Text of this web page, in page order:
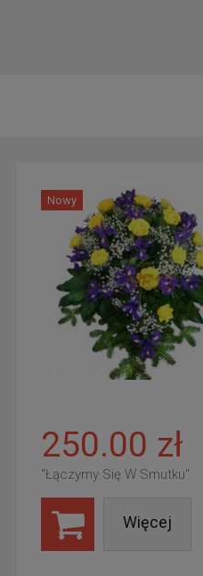
Nowy
250.00 zł
"Łączymy Się W Smutku"
Więcej